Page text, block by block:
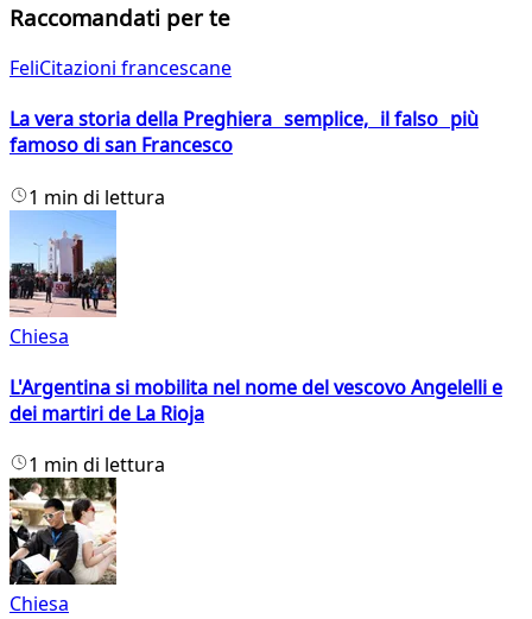
Raccomandati per te
FeliCitazioni francescane
La vera storia della Preghiera semplice, il falso più
famoso di san Francesco
1 min di lettura
Chiesa
L'Argentina si mobilita nel nome del vescovo Angelelli e
dei martiri de La Rioja
1 min di lettura
Chiesa